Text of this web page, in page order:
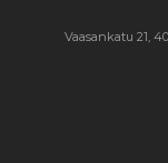
Vaasankatu 21,